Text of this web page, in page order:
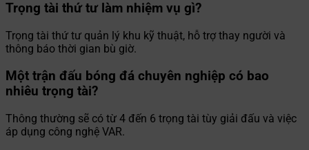
Trọng tài thứ tư làm nhiệm vụ gì?
Trọng tài thứ tư quản lý khu kỹ thuật, hỗ trợ thay người và
thông báo thời gian bù giờ.
Một trận đấu bóng đá chuyên nghiệp có bao
nhiêu trọng tài?
Thông thường sẽ có từ 4 đến 6 trọng tài tùy giải đấu và việc
áp dụng công nghệ VAR.